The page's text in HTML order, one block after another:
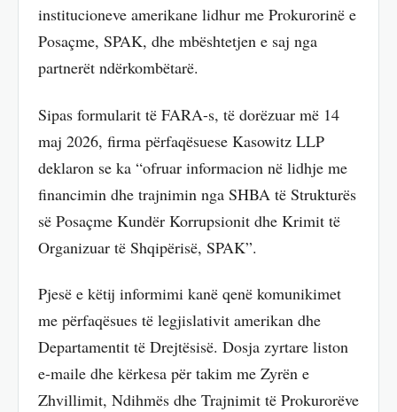
institucioneve amerikane lidhur me Prokurorinë e
Posaçme, SPAK, dhe mbështetjen e saj nga
partnerët ndërkombëtarë.
Sipas formularit të FARA-s, të dorëzuar më 14
maj 2026, firma përfaqësuese Kasowitz LLP
deklaron se ka “ofruar informacion në lidhje me
financimin dhe trajnimin nga SHBA të Strukturës
së Posaçme Kundër Korrupsionit dhe Krimit të
Organizuar të Shqipërisë, SPAK”.
Pjesë e këtij informimi kanë qenë komunikimet
me përfaqësues të legjislativit amerikan dhe
Departamentit të Drejtësisë. Dosja zyrtare liston
e-maile dhe kërkesa për takim me Zyrën e
Zhvillimit, Ndihmës dhe Trajnimit të Prokurorëve